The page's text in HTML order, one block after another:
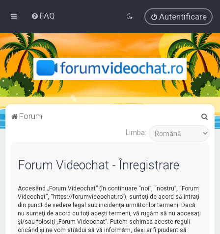
FAQ Autentificare
Forum
Limba:
Forum Videochat - Înregistrare
Accesând „Forum Videochat” (în continuare “noi”, “nostru”, “Forum
Videochat”, “https://forumvideochat.ro”), sunteţi de acord să intraţi
din punct de vedere legal sub incidenţa următorilor termeni. Dacă
nu sunteţi de acord cu toţi aceşti termeni, vă rugăm să nu accesaţi
şi/sau folosiţi „Forum Videochat”. Putem schimba aceste reguli
oricând şi ne vom strădui să vă informăm, deşi ar fi prudent să